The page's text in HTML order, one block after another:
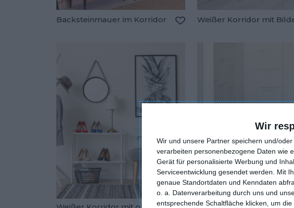
Wir
Wir und unsere Partner speichern und/
verarbeiten personenbezogene Daten wie
Gerät für personalisierte Werbung und
Serviceentwicklung gesendet werden.
Mit
genaue Standortdaten und Kenndaten
o. a. Datenverarbeitung durch uns und
entsprechende Schaltfläche klicken, um
Backsteinmauer im Korridor Weißer Korridor mit